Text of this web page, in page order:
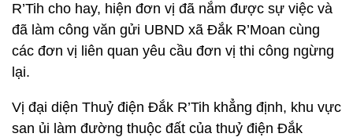
R’Tih cho hay, hiện đơn vị đã nắm được sự việc và
đã làm công văn gửi UBND xã Đắk R’Moan cùng
các đơn vị liên quan yêu cầu đơn vị thi công ngừng
lại.
Vị đại diện Thuỷ điện Đắk R’Tih khẳng định, khu vực
san ủi làm đường thuộc đất của thuỷ điện Đắk